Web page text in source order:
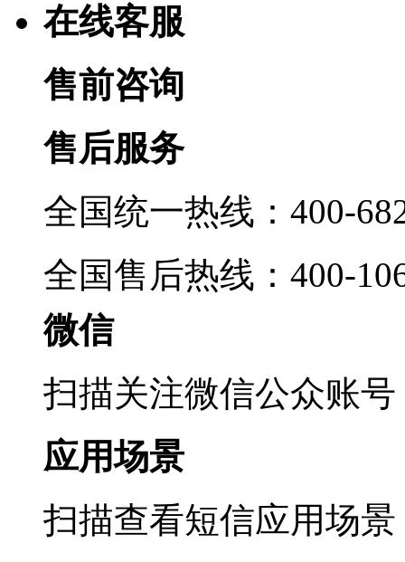
在线客服
售前咨询
售后服务
全国统一热线：400-
全国售后热线：400-
微信
扫描关注微信公众账号
应用场景
扫描查看短信应用场景